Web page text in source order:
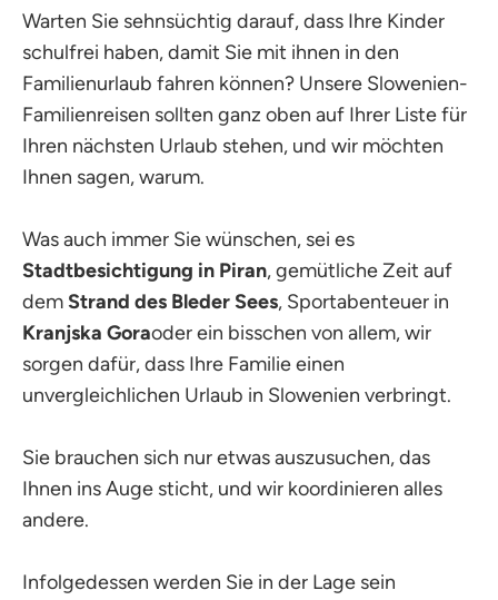
Warten Sie sehnsüchtig darauf, dass Ihre Kinder
schulfrei haben, damit Sie mit ihnen in den
Familienurlaub fahren können? Unsere Slowenien-
Familienreisen sollten ganz oben auf Ihrer Liste für
Ihren nächsten Urlaub stehen, und wir möchten
Ihnen sagen, warum.
Was auch immer Sie wünschen, sei es
Stadtbesichtigung in Piran, gemütliche Zeit auf
demStrand des Bleder Sees, Sportabenteuer in
Kranjska Goraoder ein bisschen von allem, wir
sorgen dafür, dass Ihre Familie einen
unvergleichlichen Urlaub in Slowenien verbringt.
Sie brauchen sich nur etwas auszusuchen, das
Ihnen ins Auge sticht, und wir koordinieren alles
andere.
Infolgedessen werden Sie in der Lage sein